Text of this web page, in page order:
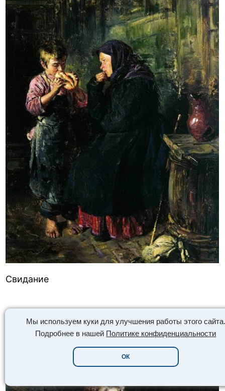
Мы используем куки для улучшения работы этого сайта.
Подробнее в нашей Политике конфиденциальности
ОК
Свидание